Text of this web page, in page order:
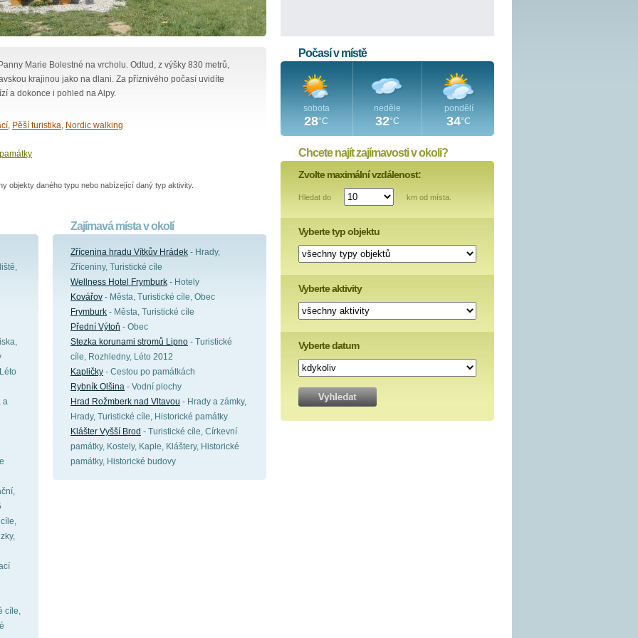
Marie Bolestné na vrcholu. Odtud, z výšky 830 metrů,
krajinou jako na dlani. Za příznivého počasí uvidíte
a dokonce i pohled na Alpy.
, Pěší turistika, Nordic walking
objekty daného typu nebo nabízející daný typ aktivity.
a
cíle,
Zajímavá místa v okolí
Zřícenina hradu Vítkův Hrádek - Hrady,
Zříceniny, Turistické cíle
Wellness Hotel Frymburk - Hotely
Kovářov - Města, Turistické cíle, Obec
Frymburk - Města, Turistické cíle
Přední Výtoň - Obec
Stezka korunami stromů Lipno - Turistické
cíle, Rozhledny, Léto 2012
Kapličky - Cestou po památkách
Rybník Olšina - Vodní plochy
Hrad Rožmberk nad Vltavou - Hrady a zámky,
Hrady, Turistické cíle, Historické památky
Klášter Vyšší Brod - Turistické cíle, Církevní
památky, Kostely, Kaple, Kláštery, Historické
památky, Historické budovy
Počasí v místě
sobota
28°C
neděle
32°C
pondělí
34°C
Chcete najít zajímavosti v okoli?
Zvolte maximální vzdálenost:
Hledat do km od místa.
Vyberte typ objektu
Vyberte aktivity
Vyberte datum